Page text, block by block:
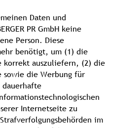
Daten und
PR GmbH keine
Person. Diese
benötigt, um (1) die
korrekt auszuliefern, (2) die
die Werbung für
Internetseite zu
im